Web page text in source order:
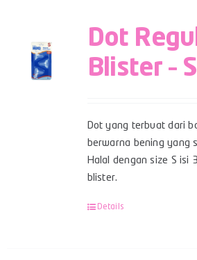
Dot
Blister – S
Dot yang terbuat dari
berwarna bening yang
Halal dengan size S isi
blister.
Details